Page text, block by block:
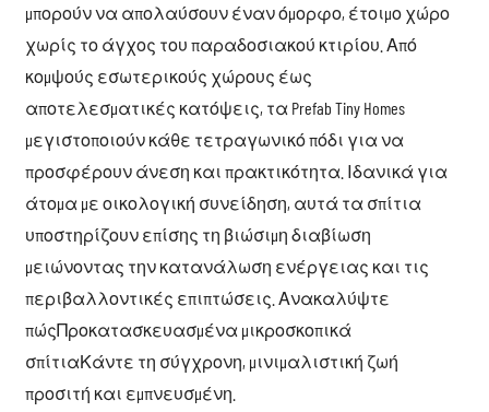
μπορούν να απολαύσουν έναν όμορφο, έτοιμο χώρο
χωρίς το άγχος του παραδοσιακού κτιρίου. Από
κομψούς εσωτερικούς χώρους έως
αποτελεσματικές κατόψεις, τα Prefab Tiny Homes
μεγιστοποιούν κάθε τετραγωνικό πόδι για να
προσφέρουν άνεση και πρακτικότητα. Ιδανικά για
άτομα με οικολογική συνείδηση, αυτά τα σπίτια
υποστηρίζουν επίσης τη βιώσιμη διαβίωση
μειώνοντας την κατανάλωση ενέργειας και τις
περιβαλλοντικές επιπτώσεις. Ανακαλύψτε
πώςΠροκατασκευασμένα μικροσκοπικά
σπίτιαΚάντε τη σύγχρονη, μινιμαλιστική ζωή
προσιτή και εμπνευσμένη.